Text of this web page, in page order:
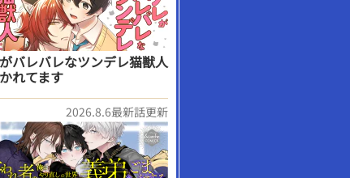
バレバレなツンデレ猫獣人
れてます
2026.8.6最新話更新